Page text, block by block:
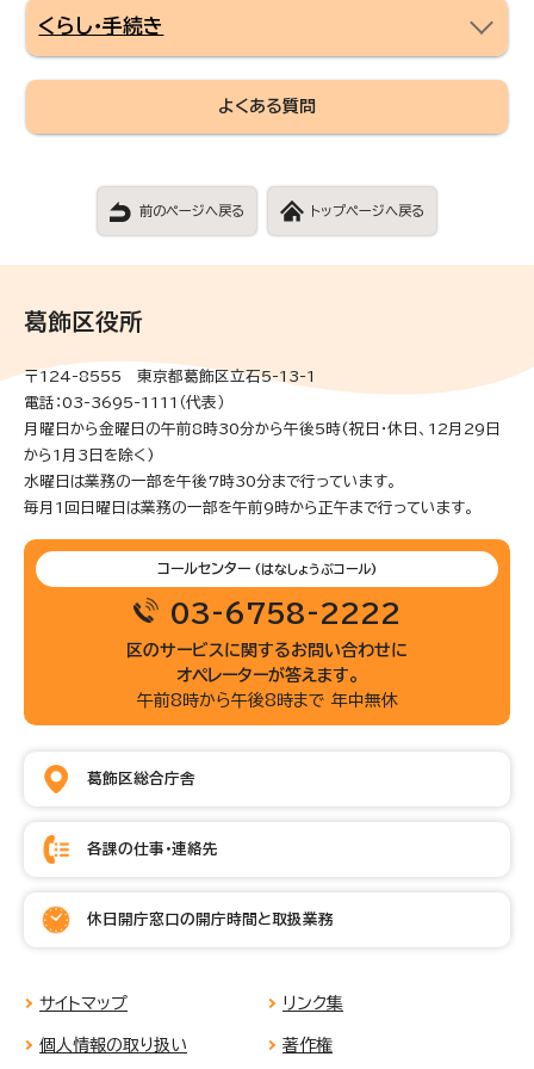
くらし・手続き
よくある質問
前のページへ戻る トップページへ戻る
葛飾区役所
〒124-8555 東京都葛飾区立石5-13-1
電話：03-3695-1111（代表）
月曜日から金曜日の午前8時30分から午後5時(祝日・休日、12月29日
から1月3日を除く)
水曜日は業務の一部を午後7時30分まで行っています。
毎月1回日曜日は業務の一部を午前9時から正午まで行っています。
コールセンター (はなしょうぶコール)
03-6758-2222
区のサービスに関するお問い合わせに
オペレーターが答えます。
午前8時から午後8時まで 年中無休
葛飾区総合庁舎
各課の仕事・連絡先
休日開庁窓口の開庁時間と取扱業務
サイトマップ リンク集
個人情報の取り扱い 著作権